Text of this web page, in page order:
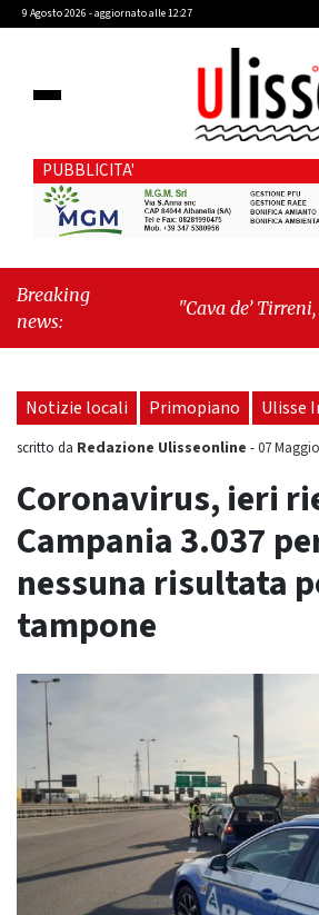
9 Agosto 2026 - aggiornato alle 12:27
PUBBLICITA'
Breaking
news:
"Cava de’ Tirreni, la
seduta consiliare:
Notizie locali Primopiano Ulisse
scritto da Redazione Ulisseonline -07
Coronavirus, ieri
Campania 3.037
nessuna risultata
tampone